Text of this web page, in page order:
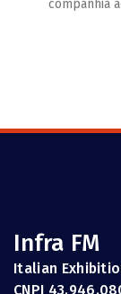
companhia
Infra FM
Italian
CNPJ